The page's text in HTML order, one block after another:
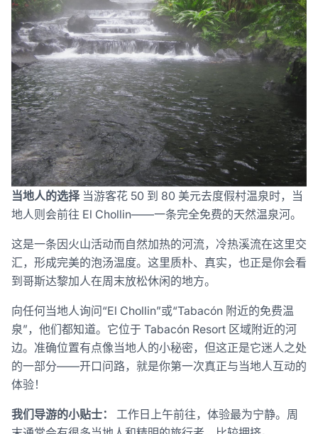
当地人的选择当游客花 50 到 80 美元去度假村温泉时，当
地人则会前往 El Chollin——一条完全免费的天然温泉河。
这是一条因火山活动而自然加热的河流，冷热溪流在这里交
汇，形成完美的泡汤温度。这里质朴、真实，也正是你会看
到哥斯达黎加人在周末放松休闲的地方。
向任何当地人询问“El Chollin”或“Tabacón 附近的免费温
泉”，他们都知道。它位于 Tabacón Resort 区域附近的河
边。准确位置有点像当地人的小秘密，但这正是它迷人之处
的一部分——开口问路，就是你第一次真正与当地人互动的
体验！
我们导游的小贴士：
工作日上午前往，体验最为宁静。周